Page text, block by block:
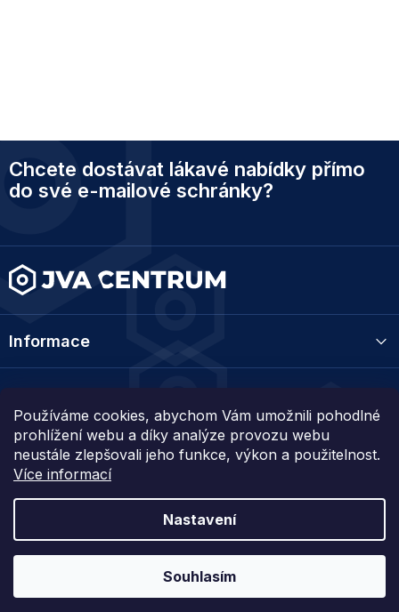
Používáme cookies, abychom Vám umožnili pohodlné
prohlížení webu a díky analýze provozu webu
neustále zlepšovali jeho funkce, výkon a použitelnost.
Více informací
Nastavení
Souhlasím
p
í
Chcete dostávat lákavé nabídky přímo
do své e-mailové schránky?
Informace
Kontakt
Vytvořil Shoptet
JVA centrum. Všechna práva vyhrazena.